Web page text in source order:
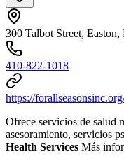
300 Talbot Street, Easton,
410-822-1018
https://
Ofrece servicios de salud
asesoramiento, servicios
Health Services Más